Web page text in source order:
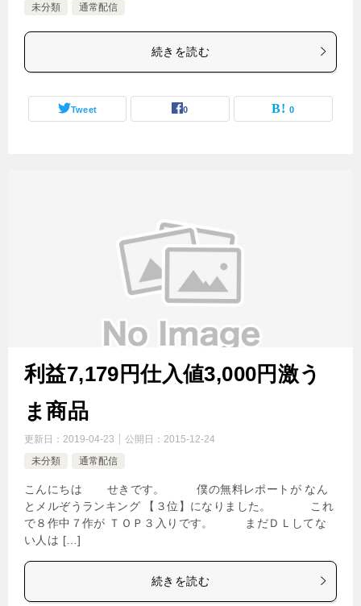
未分類
通常配信
続きを読む
Tweet 0 0
利益7,179円仕入値3,000円激う
ま商品
更新日： 2019-04-23 公開日： 2015-12-24
未分類
通常配信
こんにちは せきです。 僕の無料レポートが なん
とメルぞうランキング 【３位】になりました。 これ
で８作中７作が ＴＯＰ３入りです。 まだＤＬしてな
い人は […]
続きを読む